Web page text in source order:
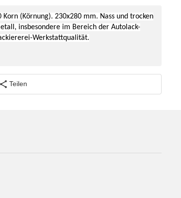
(Körnung). 230x280 mm. Nass und trocken
insbesondere im Bereich der Autolack-
Werkstattqualität.
Teilen